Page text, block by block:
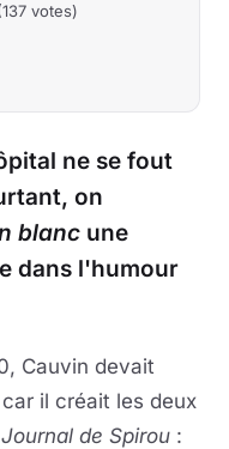
votes)
ne se fout
on
blanc une
dans l'humour
Cauvin devait
il créait les deux
Journal de Spirou :